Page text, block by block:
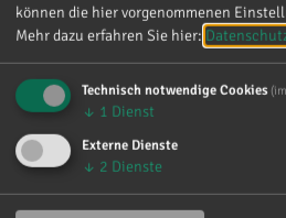
vor 5 Tagen
können die hier vorgenommenen
Mehr dazu erfahren Sie hier:
Technisch notwendige Cookies
↓ 1 Dienst
Externe Dienste
↓ 2 Dienste